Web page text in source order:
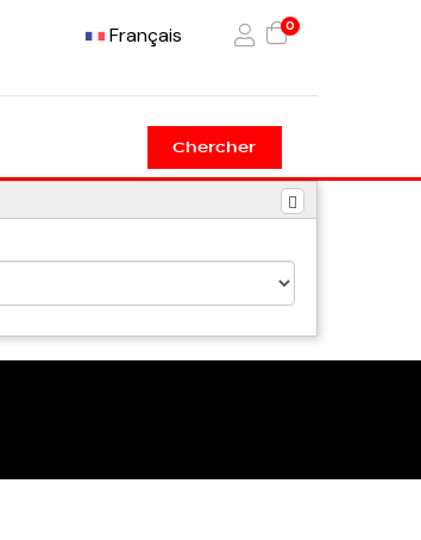
Français 0
Chercher